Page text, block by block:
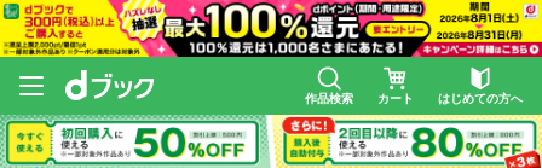
作品検索 カート はじめての方へ